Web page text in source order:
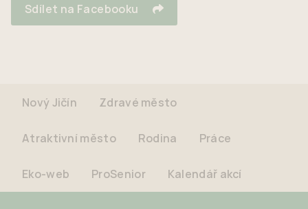
Sdílet na Facebooku
Nový Jičín Zdravé město
Atraktivní město Rodina Práce
Eko-web ProSenior Kalendář akcí